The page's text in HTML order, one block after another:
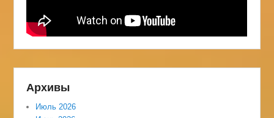
Архивы
Июль 2026